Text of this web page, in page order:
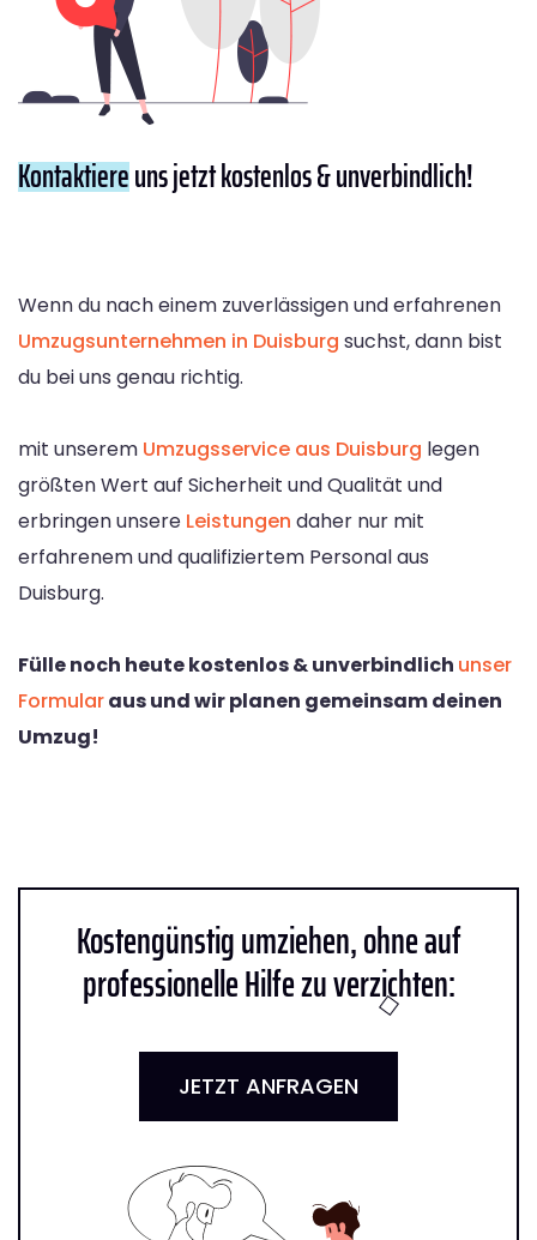
Kontaktiereuns jetzt kostenlos & unverbindlich!
Wenn du nach einem zuverlässigen und erfahrenen
Umzugsunternehmen in Duisburg suchst, dann bist
du bei uns genau richtig.
mit unserem Umzugsservice aus Duisburg legen
größten Wert auf Sicherheit und Qualität und
erbringen unsere Leistungen daher nur mit
erfahrenem und qualifiziertem Personal aus
Duisburg.
Fülle noch heute kostenlos & unverbindlich unser
Formularaus und wir planen gemeinsam deinen
Umzug!
Kostengünstig umziehen, ohne auf
professionelle Hilfe zu verzichten:
JETZT ANFRAGEN